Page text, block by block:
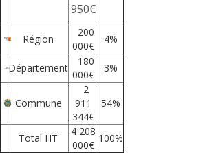
950€
Région
200
000€
4%
Département
180
000€
3%
Commune
2
911
344€
54%
Total HT
4 208
000€
100%